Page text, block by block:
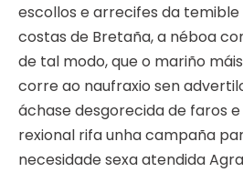
escollos e arrecifes da temible
costas de Bretaña, a néboa
de tal modo, que o mariño
corre ao naufraxio sen
áchase desgorecida de faros e
rexional rifa unha campaña
necesidade sexa atendida